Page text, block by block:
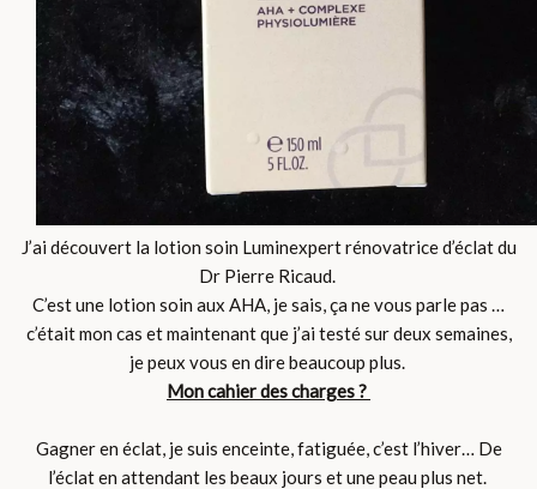
J’ai découvert la lotion soin Luminexpert rénovatrice d’éclat du
Dr Pierre Ricaud.
C’est une lotion soin aux AHA, je sais, ça ne vous parle pas …
c’était mon cas et maintenant que j’ai testé sur deux semaines,
je peux vous en dire beaucoup plus.
Mon cahier des charges ?
Gagner en éclat, je suis enceinte, fatiguée, c’est l’hiver… De
l’éclat en attendant les beaux jours et une peau plus net.